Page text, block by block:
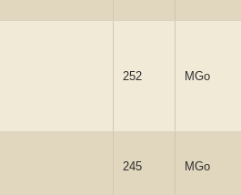
252 MGo
245 MGo